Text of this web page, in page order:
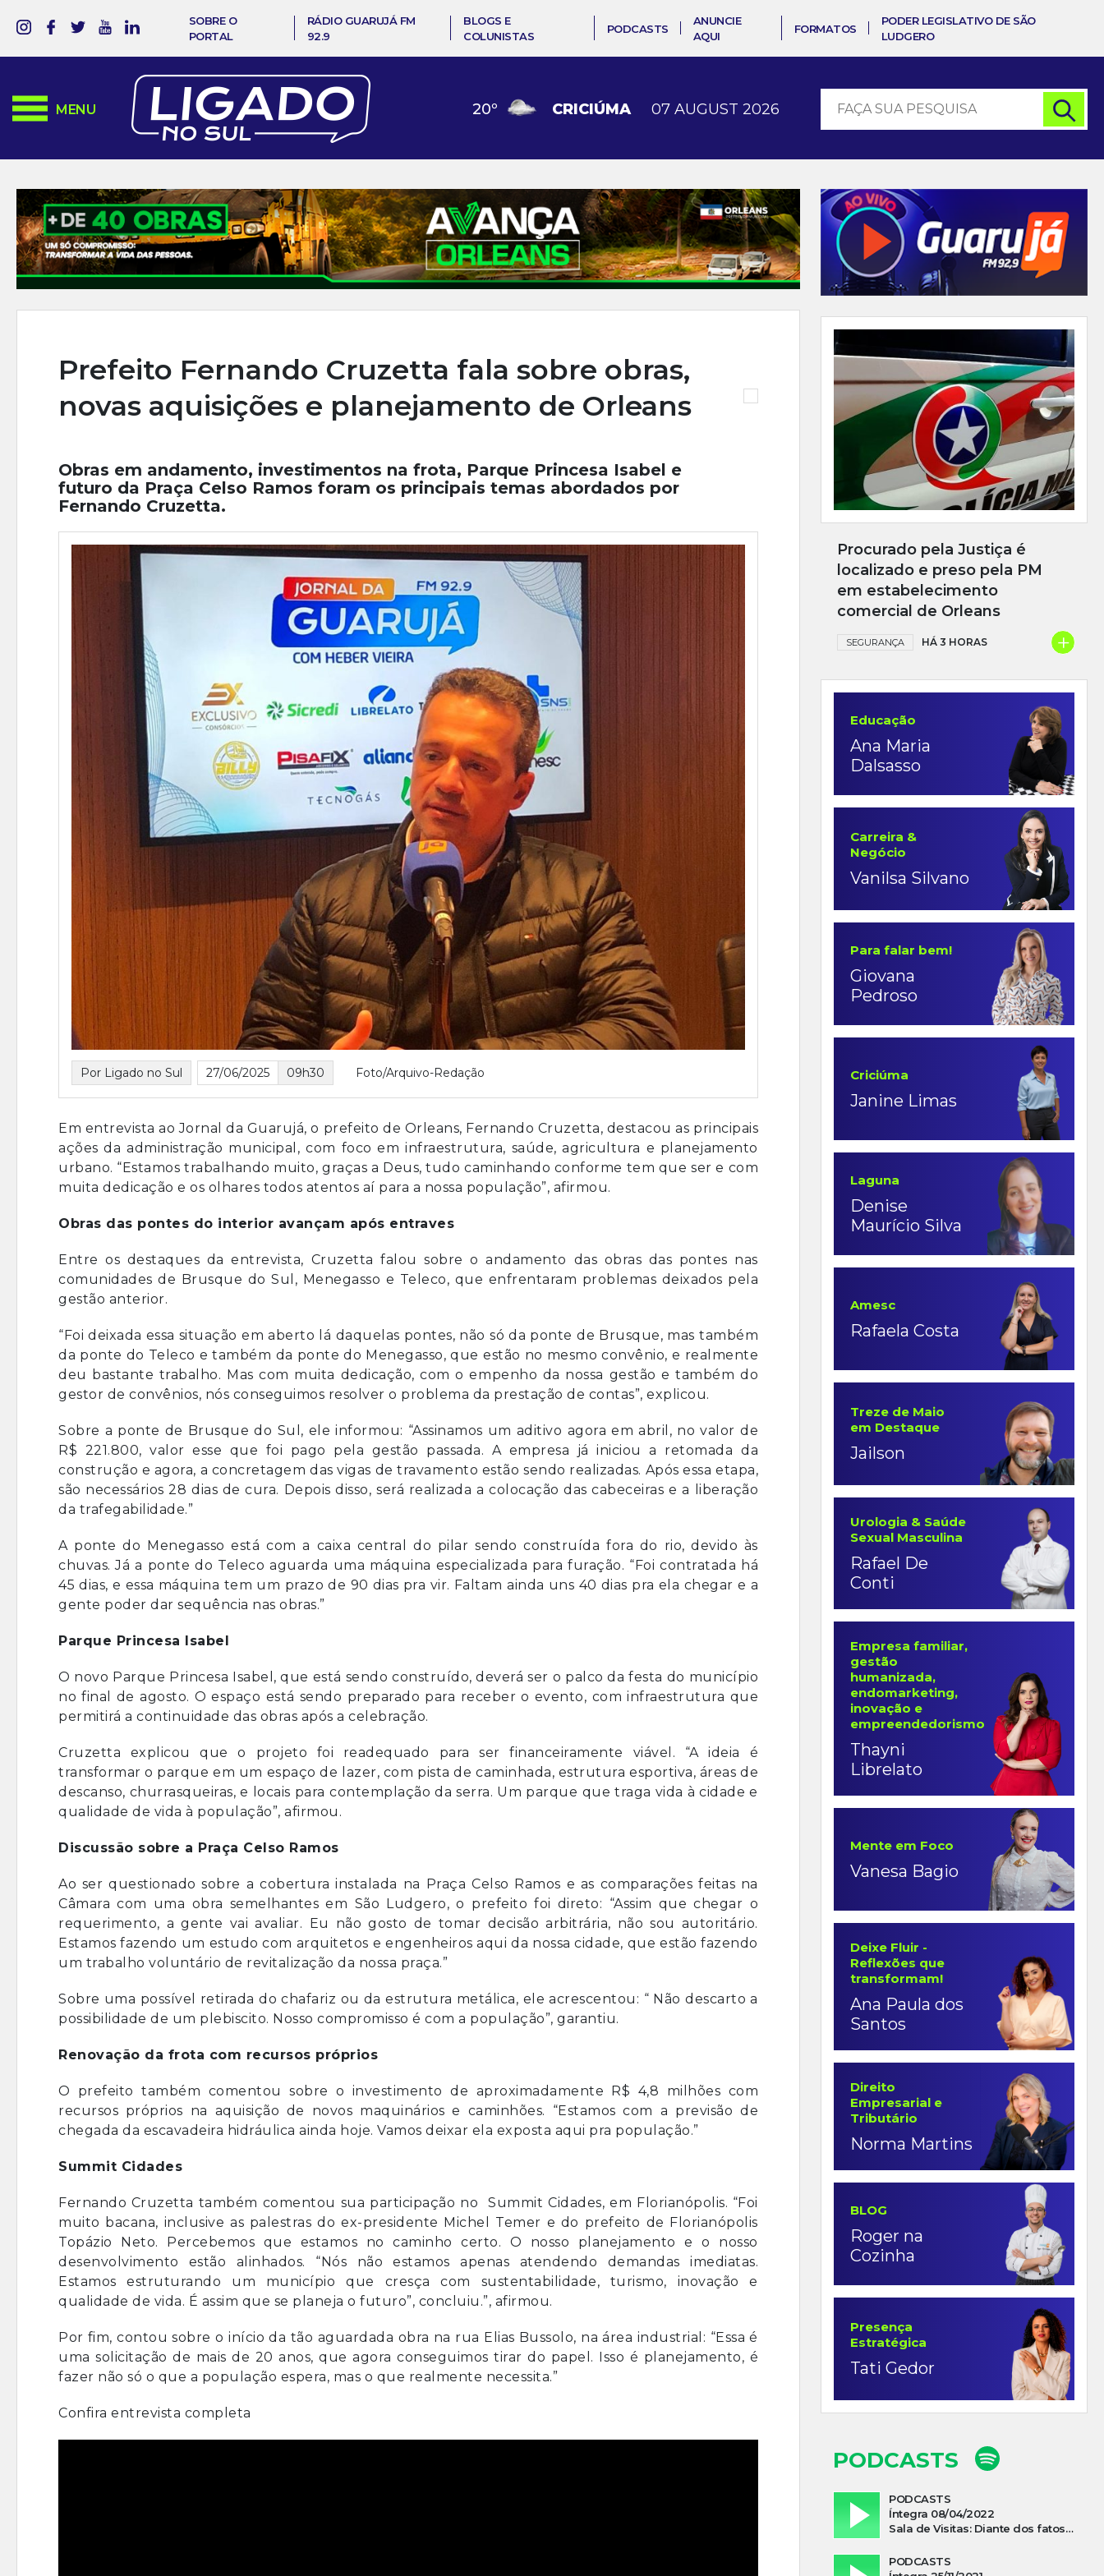
SOBRE O
PORTAL
RÁDIO GUARUJÁ FM
92.9
BLOGS E
COLUNISTAS
PODCASTS
ANUNCIE
AQUI
FORMATOS
PODER LEGISLATIVO DE SÃO
LUDGERO
MENU 20º CRICIÚMA 07 AUGUST 2026
Prefeito Fernando Cruzetta fala sobre obras,
novas aquisições e planejamento de Orleans
Obras em andamento, investimentos na frota, Parque Princesa Isabel e
futuro da Praça Celso Ramos foram os principais temas abordados por
Fernando Cruzetta.
Por Ligado no Sul 27/06/2025 09h30 Foto/Arquivo-Redação
Em entrevista ao Jornal da Guarujá, o prefeito de Orleans, Fernando Cruzetta, destacou as principais
ações da administração municipal, com foco em infraestrutura, saúde, agricultura e planejamento
urbano. “Estamos trabalhando muito, graças a Deus, tudo caminhando conforme tem que ser e com
muita dedicação e os olhares todos atentos aí para a nossa população”, afirmou.
Obras das pontes do interior avançam após entraves
Entre os destaques da entrevista, Cruzetta falou sobre o andamento das obras das pontes nas
comunidades de Brusque do Sul, Menegasso e Teleco, que enfrentaram problemas deixados pela
gestão anterior.
“Foi deixada essa situação em aberto lá daquelas pontes, não só da ponte de Brusque, mas também
da ponte do Teleco e também da ponte do Menegasso, que estão no mesmo convênio, e realmente
deu bastante trabalho. Mas com muita dedicação, com o empenho da nossa gestão e também do
gestor de convênios, nós conseguimos resolver o problema da prestação de contas”, explicou.
Sobre a ponte de Brusque do Sul, ele informou: “Assinamos um aditivo agora em abril, no valor de
R$ 221.800, valor esse que foi pago pela gestão passada. A empresa já iniciou a retomada da
construção e agora, a concretagem das vigas de travamento estão sendo realizadas. Após essa etapa,
são necessários 28 dias de cura. Depois disso, será realizada a colocação das cabeceiras e a liberação
da trafegabilidade.”
A ponte do Menegasso está com a caixa central do pilar sendo construída fora do rio, devido às
chuvas. Já a ponte do Teleco aguarda uma máquina especializada para furação. “Foi contratada há
45 dias, e essa máquina tem um prazo de 90 dias pra vir. Faltam ainda uns 40 dias pra ela chegar e a
gente poder dar sequência nas obras.”
Parque Princesa Isabel
O novo Parque Princesa Isabel, que está sendo construído, deverá ser o palco da festa do município
no final de agosto. O espaço está sendo preparado para receber o evento, com infraestrutura que
permitirá a continuidade das obras após a celebração.
Cruzetta explicou que o projeto foi readequado para ser financeiramente viável. “A ideia é
transformar o parque em um espaço de lazer, com pista de caminhada, estrutura esportiva, áreas de
descanso, churrasqueiras, e locais para contemplação da serra. Um parque que traga vida à cidade e
qualidade de vida à população”, afirmou.
Discussão sobre a Praça Celso Ramos
Ao ser questionado sobre a cobertura instalada na Praça Celso Ramos e as comparações feitas na
Câmara com uma obra semelhantes em São Ludgero, o prefeito foi direto: “Assim que chegar o
requerimento, a gente vai avaliar. Eu não gosto de tomar decisão arbitrária, não sou autoritário.
Estamos fazendo um estudo com arquitetos e engenheiros aqui da nossa cidade, que estão fazendo
um trabalho voluntário de revitalização da nossa praça.”
Sobre uma possível retirada do chafariz ou da estrutura metálica, ele acrescentou: “ Não descarto a
possibilidade de um plebiscito. Nosso compromisso é com a população”, garantiu.
Renovação da frota com recursos próprios
O prefeito também comentou sobre o investimento de aproximadamente R$ 4,8 milhões com
recursos próprios na aquisição de novos maquinários e caminhões. “Estamos com a previsão de
chegada da escavadeira hidráulica ainda hoje. Vamos deixar ela exposta aqui pra população.”
Summit Cidades
Fernando Cruzetta também comentou sua participação no Summit Cidades, em Florianópolis. “Foi
muito bacana, inclusive as palestras do ex-presidente Michel Temer e do prefeito de Florianópolis
Topázio Neto. Percebemos que estamos no caminho certo. O nosso planejamento e o nosso
desenvolvimento estão alinhados. “Nós não estamos apenas atendendo demandas imediatas.
Estamos estruturando um município que cresça com sustentabilidade, turismo, inovação e
qualidade de vida. É assim que se planeja o futuro”, concluiu.”, afirmou.
Por fim, contou sobre o início da tão aguardada obra na rua Elias Bussolo, na área industrial: “Essa é
uma solicitação de mais de 20 anos, que agora conseguimos tirar do papel. Isso é planejamento, é
fazer não só o que a população espera, mas o que realmente necessita.”
Confira entrevista completa
Procurado pela Justiça é
localizado e preso pela PM
em estabelecimento
comercial de Orleans
SEGURANÇA HÁ 3 HORAS +
Educação
Ana Maria
Dalsasso
Carreira &
Negócio
Vanilsa Silvano
Para falar bem!
Giovana
Pedroso
Criciúma
Janine Limas
Laguna
Denise
Maurício Silva
Amesc
Rafaela Costa
Treze de Maio
em Destaque
Jailson
Urologia & Saúde
Sexual Masculina
Rafael De
Conti
Empresa familiar,
gestão
humanizada,
endomarketing,
inovação e
empreendedorismo
Thayni
Librelato
Mente em Foco
Vanesa Bagio
Deixe Fluir -
Reflexões que
transformam!
Ana Paula dos
Santos
Direito
Empresarial e
Tributário
Norma Martins
BLOG
Roger na
Cozinha
Presença
Estratégica
Tati Gedor
PODCASTS
PODCASTS
Íntegra 08/04/2022
Sala de Visitas: Diante dos fatos que influenciam a economia o que podemos esperar de 2022
PODCASTS